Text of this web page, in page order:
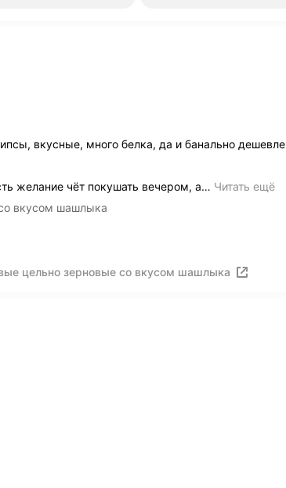
вкусные, много белка, да и банально дешевле
желание чёт покушать вечером, а… Читать ещё
вкусом шашлыка
цельно зерновые со вкусом шашлыка